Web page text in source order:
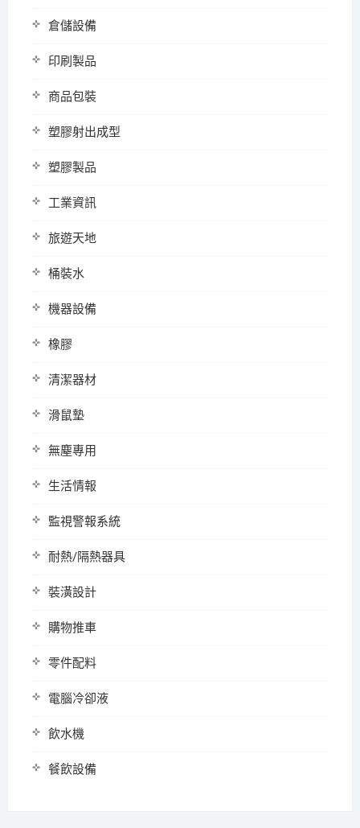
倉儲設備
印刷製品
商品包裝
塑膠射出成型
塑膠製品
工業資訊
旅遊天地
桶裝水
機器設備
橡膠
清潔器材
滑鼠墊
無塵專用
生活情報
監視警報系統
耐熱/隔熱器具
裝潢設計
購物推車
零件配料
電腦冷卻液
飲水機
餐飲設備